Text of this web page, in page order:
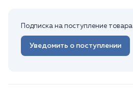
Подписка на поступление товара
Уведомить о поступлении